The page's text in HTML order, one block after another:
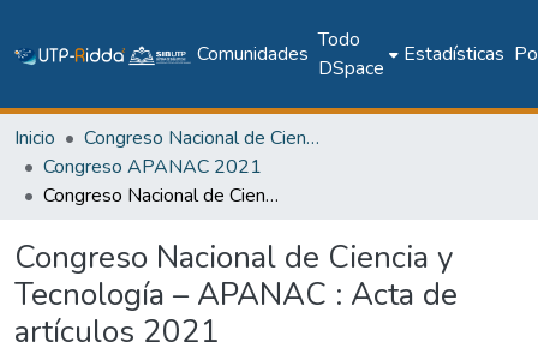
Comunidades
Todo
DSpace
Estadísticas
Inicio
Congreso Nacional de Ciencia y Tecnología – APANAC
Congreso APANAC 2021
Congreso Nacional de Ciencia y Tecnología – APANAC : Acta de artículos 2021
Congreso Nacional de Ciencia y
Tecnología – APANAC : Acta de
artículos 2021